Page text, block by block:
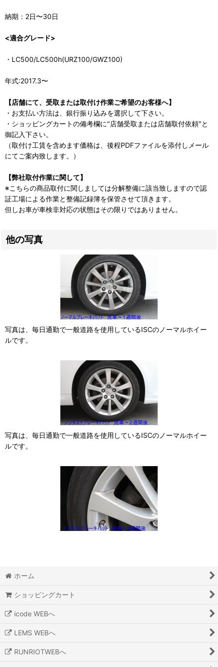
納期：2日〜30日
<適合グレード>
・LC500/LC500h(URZ100/GWZ100)
年式:2017.3〜
【店舗にて、受取または取付け作業ご希望のお客様へ】
・お支払い方法は、銀行振り込みを選択して下さい。
・ショッピングカートの備考欄に"店舗受取または店舗取付依頼"と
御記入下さい。
（取付け工賃を含めます価格は、後程PDFファイルを添付しメール
にてご案内致します。）
【弊社取付作業に関して】
※こちらの商品取付に関しましては分解整備に該当致しますので認
証工場による作業と整備記録簿を保管させて頂きます。
但しお車が車検非対応の状態はその限りではありません。
他の写真
写真は、毎日通勤で一般道路を使用しているISCのノーマルホイー
ルです。
写真は、毎日通勤で一般道路を使用しているISCのノーマルホイー
ルです。
ホーム
ショッピングカート
icode WEBへ
LEMS WEBへ
RUNRIOTWEBへ